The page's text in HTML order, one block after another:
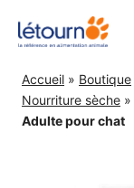
Accueil » Boutique
Nourriture sèche »
Adulte pour chat